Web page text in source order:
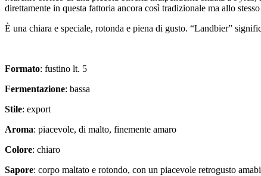
direttamente in questa fattoria ancora così tradizionale ma allo
È una chiara e speciale, rotonda e piena di gusto. “Landbier”
Formato: fustino lt. 5
Fermentazione: bassa
Stile: export
Aroma: piacevole, di malto, finemente amaro
Colore: chiaro
Sapore: corpo maltato e rotondo, con un piacevole retrogusto